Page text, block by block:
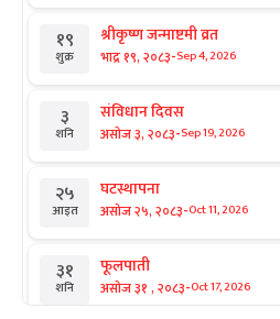
१९
शुक्र
श्रीकृष्ण जन्माष्टमी व्रत
भाद्र १९, २०८३-Sep 4, 2026
३
शनि
संविधान दिवस
असोज ३, २०८३-Sep 19, 2026
२५
आइत
घटस्थापना
असोज २५, २०८३-Oct 11, 2026
३१
शनि
फूलपाती
असोज ३१ , २०८३-Oct 17, 2026